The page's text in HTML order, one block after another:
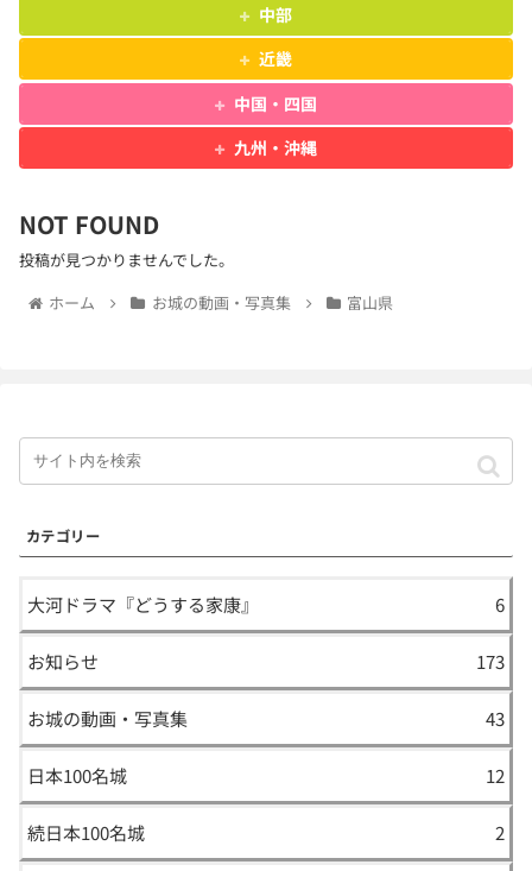
中部
近畿
中国・四国
九州・沖縄
NOT FOUND
投稿が見つかりませんでした。
ホーム
お城の動画・写真集 富山県
カテゴリー
大河ドラマ『どうする家康』 6
お知らせ 173
お城の動画・写真集 43
日本100名城 12
続日本100名城 2